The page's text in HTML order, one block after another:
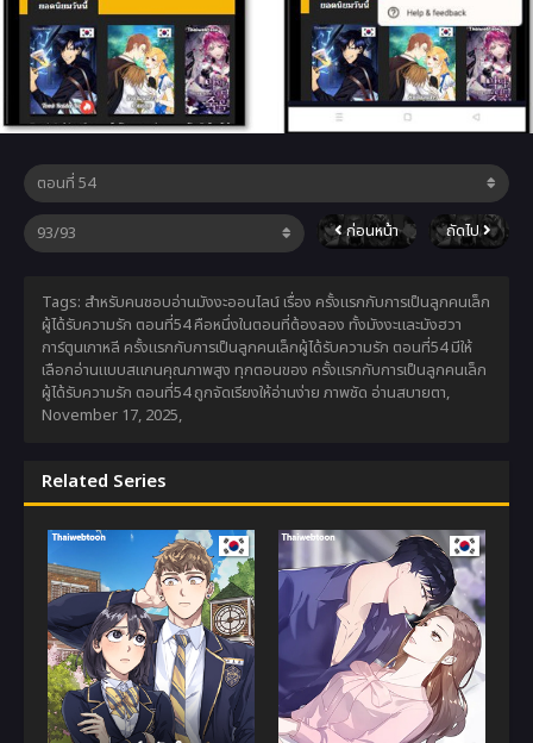
ก่อนหน้า ถัดไป
Tags: สำหรับคนชอบอ่านมังงะออนไลน์ เรื่อง ครั้งแรกกับการเป็นลูกคนเล็ก
ผู้ได้รับความรัก ตอนที่54 คือหนึ่งในตอนที่ต้องลอง ทั้งมังงะและมังฮวา
การ์ตูนเกาหลี ครั้งแรกกับการเป็นลูกคนเล็กผู้ได้รับความรัก ตอนที่54 มีให้
เลือกอ่านแบบสแกนคุณภาพสูง ทุกตอนของ ครั้งแรกกับการเป็นลูกคนเล็ก
ผู้ได้รับความรัก ตอนที่54 ถูกจัดเรียงให้อ่านง่าย ภาพชัด อ่านสบายตา,
November 17, 2025,
Related Series